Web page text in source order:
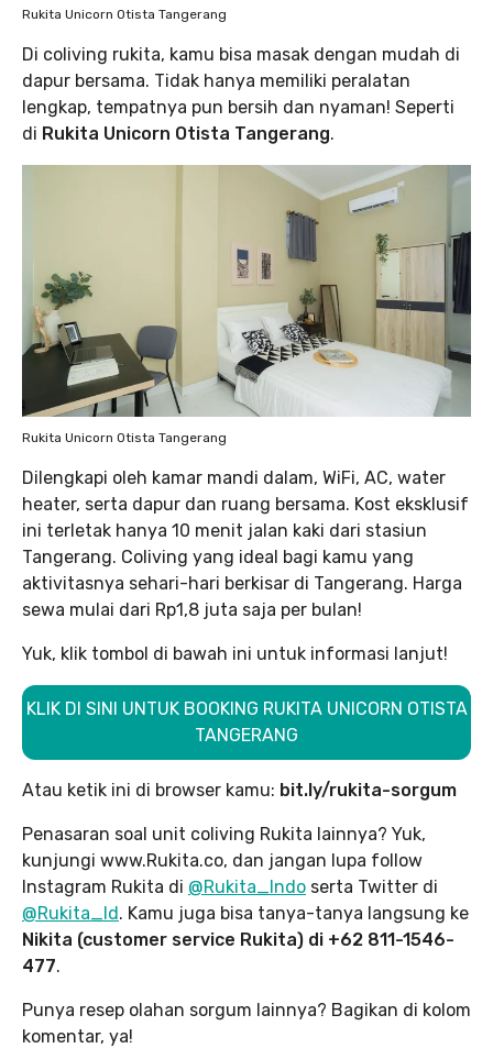
Rukita Unicorn Otista Tangerang
Di coliving rukita, kamu bisa masak dengan mudah di
dapur bersama. Tidak hanya memiliki peralatan
lengkap, tempatnya pun bersih dan nyaman! Seperti
di Rukita Unicorn Otista Tangerang.
Rukita Unicorn Otista Tangerang
Dilengkapi oleh kamar mandi dalam, WiFi, AC, water
heater, serta dapur dan ruang bersama. Kost eksklusif
ini terletak hanya 10 menit jalan kaki dari stasiun
Tangerang. Coliving yang ideal bagi kamu yang
aktivitasnya sehari-hari berkisar di Tangerang. Harga
sewa mulai dari Rp1,8 juta saja per bulan!
Yuk, klik tombol di bawah ini untuk informasi lanjut!
KLIK DI SINI UNTUK BOOKING RUKITA UNICORN OTISTA
TANGERANG
Atau ketik ini di browser kamu: bit.ly/rukita-sorgum
Penasaran soal unit coliving Rukita lainnya? Yuk,
kunjungi www.Rukita.co, dan jangan lupa follow
Instagram Rukita di @Rukita_Indo serta Twitter di
@Rukita_Id. Kamu juga bisa tanya-tanya langsung ke
Nikita (customer service Rukita) di +62 811-1546-
477.
Punya resep olahan sorgum lainnya? Bagikan di kolom
komentar, ya!